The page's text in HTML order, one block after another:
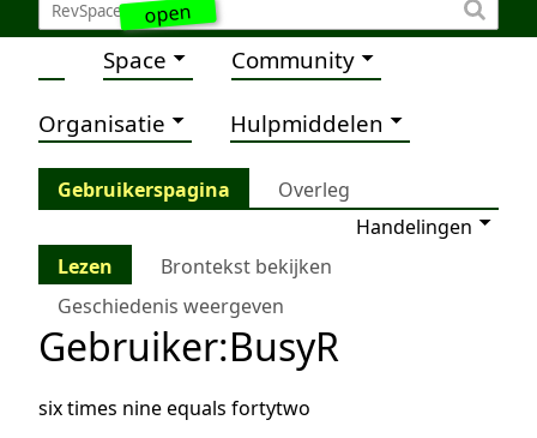
open
Space Community
Organisatie Hulpmiddelen
Gebruikerspagina
Overleg
Handelingen
Lezen
Brontekst bekijken
Geschiedenis weergeven
Gebruiker:BusyR
six times nine equals fortytwo